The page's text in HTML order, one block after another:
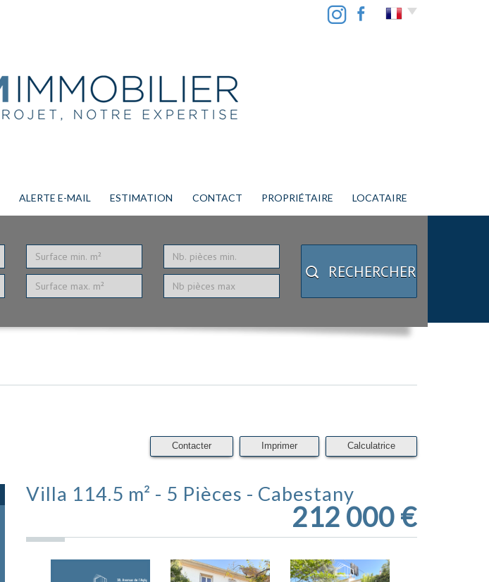
ALERTE E-MAIL ESTIMATION CONTACT PROPRIÉTAIRE LOCATAIRE
RECHERCHER
Contacter Imprimer Calculatrice
Villa 114.5 m² - 5 Pièces - Cabestany
212 000€